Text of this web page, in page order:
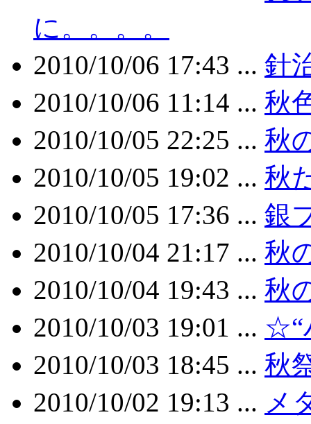
に。。。。
2010/10/06 17:43 ... 針
2010/10/06 11:14 ... 秋
2010/10/05 22:25 ... 秋
2010/10/05 19:02 ... 秋
2010/10/05 17:36 ... 銀
2010/10/04 21:17 ... 秋
2010/10/04 19:43 ... 秋
2010/10/03 19:01 ... ☆“
2010/10/03 18:45 ... 秋
2010/10/02 19:13 ... メ